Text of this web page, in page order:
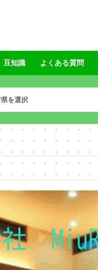
豆知識 よくある質問
を選択